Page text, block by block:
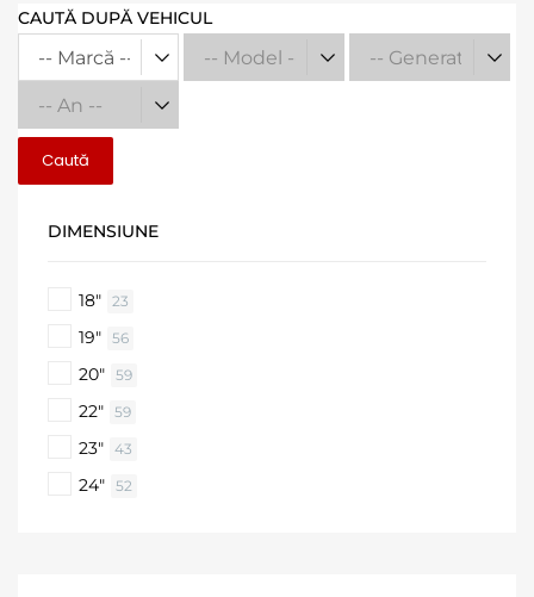
CAUTĂ DUPĂ VEHICUL
Caută
DIMENSIUNE
18" 23
19" 56
20" 59
22" 59
23" 43
24" 52